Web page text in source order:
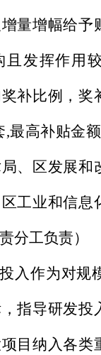
量增幅给予
且发挥作用
补比例，奖
最高补贴金额
局、区发展
工业和信息
分工负责）
入作为对规
指导研发投
目纳入各类